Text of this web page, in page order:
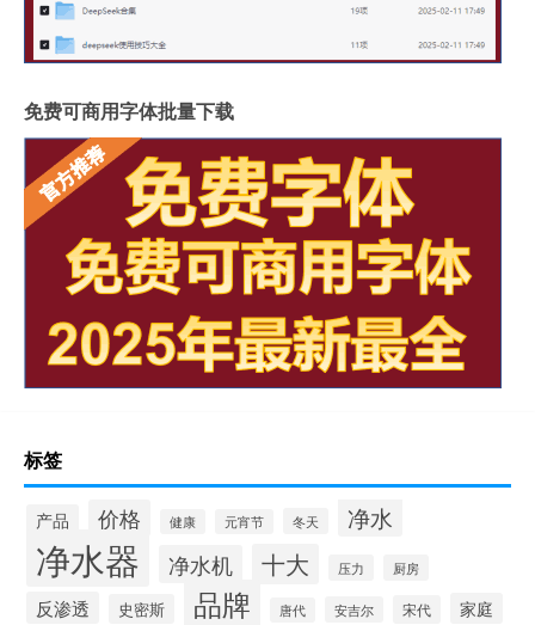
免费可商用字体批量下载
标签
产品 价格 健康 元宵节 冬天 净水
净水器 净水机 十大 压力 厨房
反渗透 史密斯 品牌 唐代 安吉尔 宋代
家庭